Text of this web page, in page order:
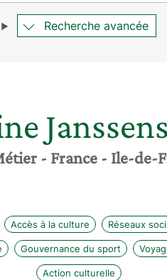
Recherche avancée
Janssens
- France - Ile-de-
Accès à la culture Réseaux
Gouvernance du sport
Action culturelle